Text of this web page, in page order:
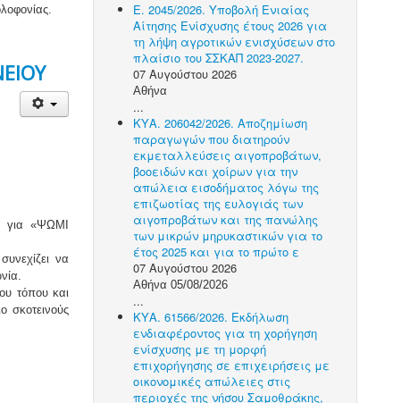
για «ΨΩΜΙ
να
τόπου και
σκοτεινούς
Ε. 2045/2026. Υποβολή Ενιαίας
Αίτησης Ενίσχυσης έτους 2026 για
τη λήψη αγροτικών ενισχύσεων στο
πλαίσιο του ΣΣΚΑΠ 2023-2027.
07 Αυγούστου 2026
Αθήνα
...
ΚΥΑ. 206042/2026. Αποζημίωση
παραγωγών που διατηρούν
εκμεταλλεύσεις αιγοπροβάτων,
βοοειδών και χοίρων για την
απώλεια εισοδήματος λόγω της
επιζωοτίας της ευλογιάς των
αιγοπροβάτων και της πανώλης
των μικρών μηρυκαστικών για το
έτος 2025 και για το πρώτο ε
07 Αυγούστου 2026
Αθήνα 05/08/2026
...
ΚΥΑ. 61566/2026. Εκδήλωση
ενδιαφέροντος για τη χορήγηση
ενίσχυσης με τη μορφή
επιχορήγησης σε επιχειρήσεις με
οικονομικές απώλειες στις
περιοχές της νήσου Σαμοθράκης,